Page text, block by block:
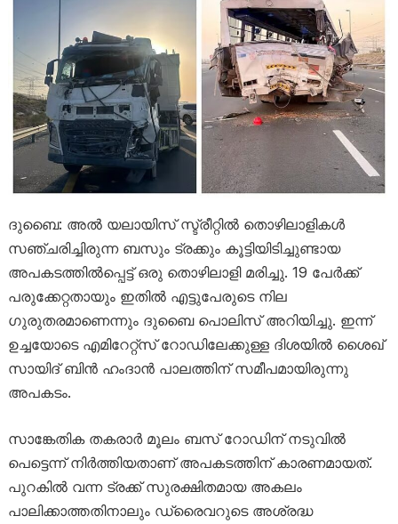
‌ദുബൈ: അൽ യലായിസ് സ്ട്രീറ്റിൽ തൊഴിലാളികൾ
സഞ്ചരിച്ചിരുന്ന ബസും ട്രക്കും കൂട്ടിയിടിച്ചുണ്ടായ
അപകടത്തിൽപ്പെട്ട് ഒരു തൊഴിലാളി മരിച്ചു. 19 പേർക്ക്
പരുക്കേറ്റതായും ഇതിൽ എട്ടുപേരുടെ നില
ഗുരുതരമാണെന്നും ദുബൈ പൊലിസ് അറിയിച്ചു. ഇന്ന്
ഉച്ചയോടെ എമിറേറ്റ്‌സ് റോഡിലേക്കുള്ള ദിശയിൽ ശൈഖ്
സായിദ് ബിൻ ഹംദാൻ പാലത്തിന് സമീപമായിരുന്നു
അപകടം.
സാങ്കേതിക തകരാർ മൂലം ബസ് റോഡിന് നടുവിൽ
പെട്ടെന്ന് നിർത്തിയതാണ് അപകടത്തിന് കാരണമായത്.
പുറകിൽ വന്ന ട്രക്ക് സുരക്ഷിതമായ അകലം
പാലിക്കാത്തതിനാലും ഡ്രൈവറുടെ അശ്രദ്ധ